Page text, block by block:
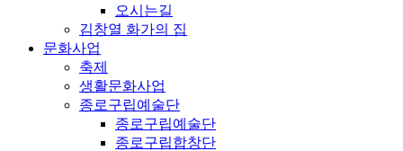
오시는길
김창열 화가의 집
문화사업
축제
생활문화사업
종로구립예술단
종로구립예술단
종로구립합창단